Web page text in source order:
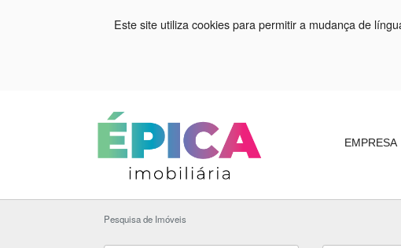
Este site utiliza cookies para permitir a mudança de
EMPRESA
Pesquisa de Imóveis